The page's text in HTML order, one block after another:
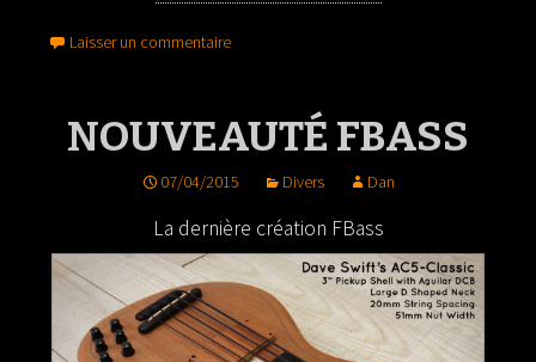
Laisser un commentaire
NOUVEAUTÉ FBASS
07/04/2015 Divers Dan
La dernière création FBass